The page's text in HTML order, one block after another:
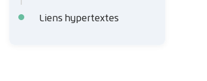
Liens hypertextes